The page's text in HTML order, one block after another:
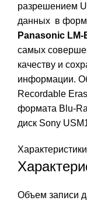
разрешением
данных в
Panasonic LM-
самых
качеству и
информации.
Recordable
формата Blu-
диск Sony
Характеристики
Объем записи